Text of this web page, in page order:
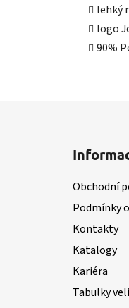
lehký
logo
90%
Obchodní
Podmínky
Kontakty
Katalogy
Kariéra
Tabulky